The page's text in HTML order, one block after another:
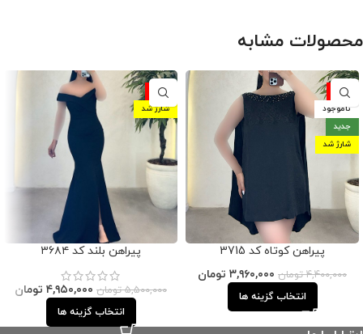
محصولات مشابه
-10%
ناموجود
جدید
شارژ شد
پیراهن کوتاه کد 3715
۴,۴۰۰,۰۰۰ تومان ۳,۹۶۰,۰۰۰ تومان
انتخاب گزینه ها
-10%
شارژ شد
پیراهن بلند کد ۳۶۸۴
۵,۵۰۰,۰۰۰ تومان ۴,۹۵۰,۰۰۰ تومان
انتخاب گزینه ها